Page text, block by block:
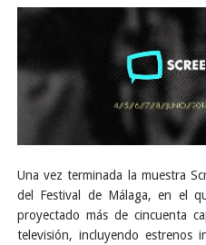
Una vez terminada la muestra
del Festival de Málaga, en el
proyectado más de cincuenta
televisión, incluyendo estrenos